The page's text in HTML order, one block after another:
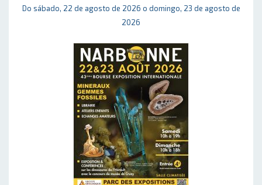
Do sábado, 22 de agosto de 2026 o domingo, 23 de agosto de
2026